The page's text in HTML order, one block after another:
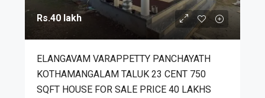
Rs.40 lakh
ELANGAVAM VARAPPETTY PANCHAYATH
KOTHAMANGALAM TALUK 23 CENT 750
SQFT HOUSE FOR SALE PRICE 40 LAKHS